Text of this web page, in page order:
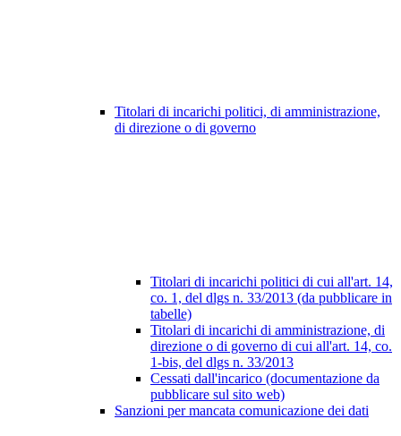
Titolari di incarichi politici, di amministrazione,
di direzione o di governo
Titolari di incarichi politici di cui all'art. 14,
co. 1, del dlgs n. 33/2013 (da pubblicare in
tabelle)
Titolari di incarichi di amministrazione, di
direzione o di governo di cui all'art. 14, co.
1-bis, del dlgs n. 33/2013
Cessati dall'incarico (documentazione da
pubblicare sul sito web)
Sanzioni per mancata comunicazione dei dati